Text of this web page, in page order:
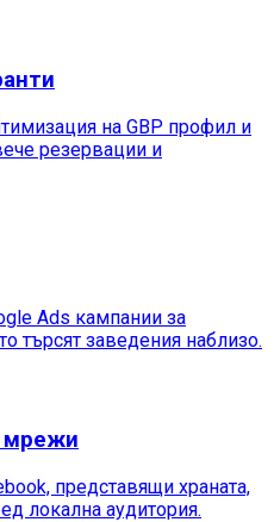
на GBP профил и
резервации и
Ads кампании за
търсят заведения наблизо.
мрежи
представящи храната,
локална аудитория.